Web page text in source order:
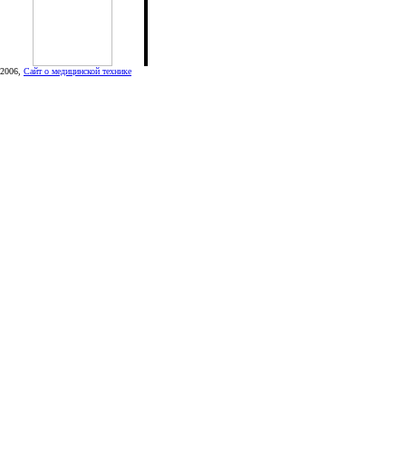
2006, Сайт о медицинской технике